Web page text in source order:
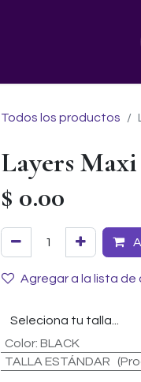
Todos los productos
Layers
$ 0.00
Agregar a la lista de
Color: BLACK
TALLA ESTÁNDAR